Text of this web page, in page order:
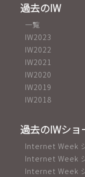
過去のIW
一覧
IW2023
IW2022
IW2021
IW2020
IW2019
IW2018
過去のIWショ
Internet Week
Internet Week
Internet Week